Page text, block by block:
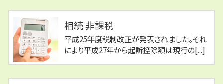
相続 非課税
平成25年度税制改正が発表されました。それ
により平成27年から起訴控除額は現行の[...]